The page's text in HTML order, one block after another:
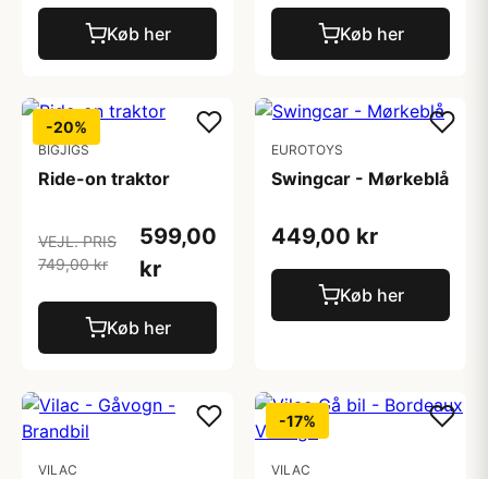
Køb her Køb her
-20%
BIGJIGS
Ride-on traktor
VEJL. PRIS
749,00 kr
599,00
kr
Køb her
EUROTOYS
Swingcar - Mørkeblå
449,00 kr
Køb her
VILAC
-17%
VILAC